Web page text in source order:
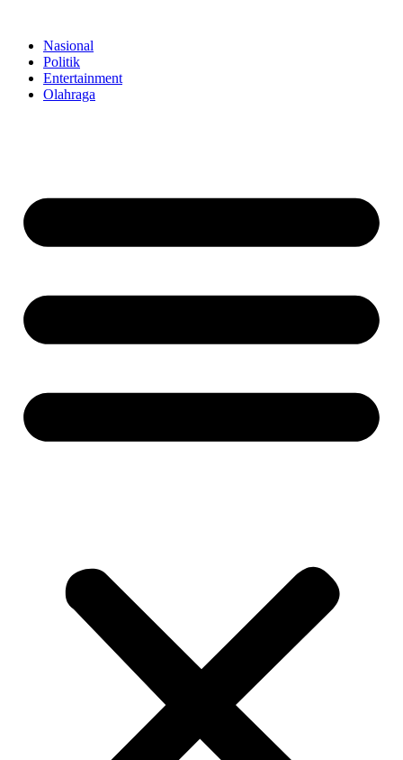
contentNasional
Politik
Entertainment
Olahraga